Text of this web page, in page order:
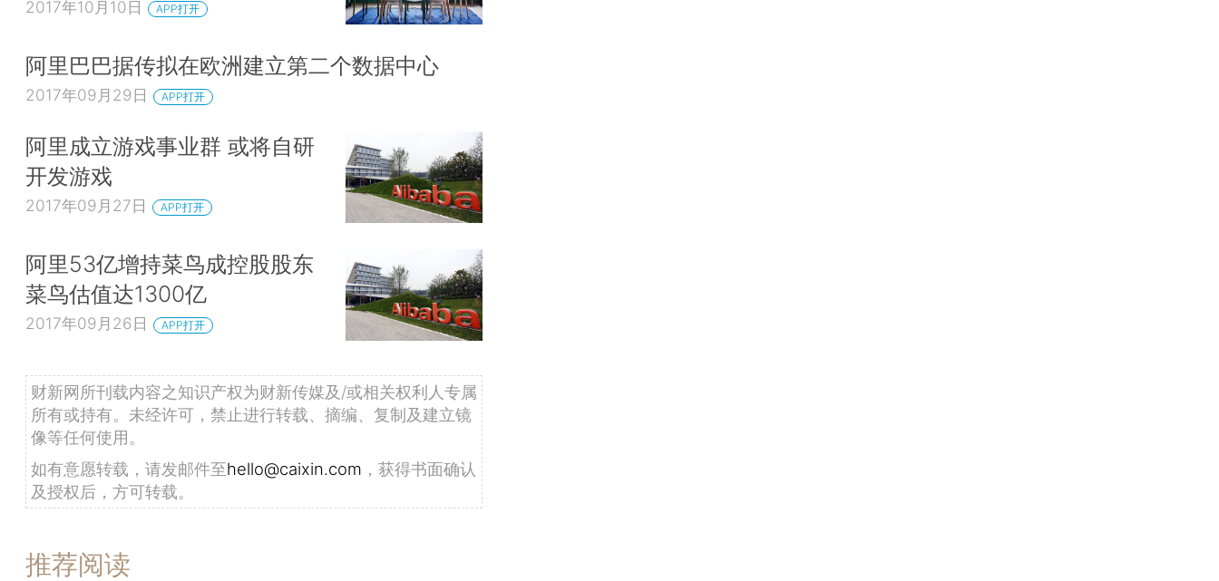
2017年10月10日 APP打开
阿里巴巴据传拟在欧洲建立第二个数据中心
2017年09月29日 APP打开
阿里成立游戏事业群 或将自研
开发游戏
2017年09月27日 APP打开
阿里53亿增持菜鸟成控股股东
菜鸟估值达1300亿
2017年09月26日 APP打开
财新网所刊载内容之知识产权为财新传媒及/或相关权利人专属
所有或持有。未经许可，禁止进行转载、摘编、复制及建立镜
像等任何使用。
如有意愿转载，请发邮件至hello@caixin.com ，获得书面确认
及授权后，方可转载。
推荐阅读